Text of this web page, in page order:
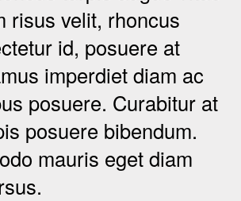
risus velit, rhoncus
id, posuere at
imperdiet diam ac
posuere. Curabitur at
posuere bibendum.
mauris eget diam